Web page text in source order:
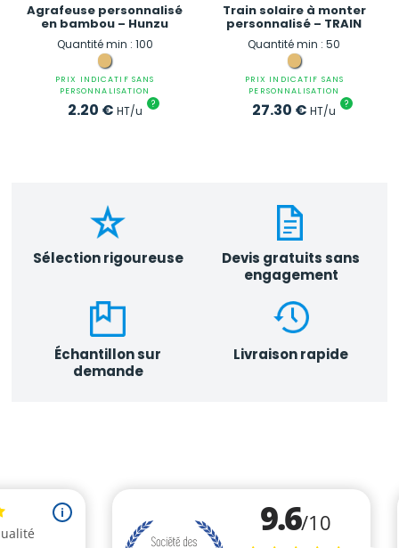
Agrafeuse personnalisé
en bambou – Hunzu
Quantité min : 100
PRIX INDICATIF SANS
PERSONNALISATION
2.20 € HT/u ?
Train solaire à monter
personnalisé – TRAIN
Quantité min : 50
PRIX INDICATIF SANS
PERSONNALISATION
27.30 € HT/u ?
Sélection rigoureuse
Devis gratuits sans
engagement
Échantillon sur
demande
Livraison rapide